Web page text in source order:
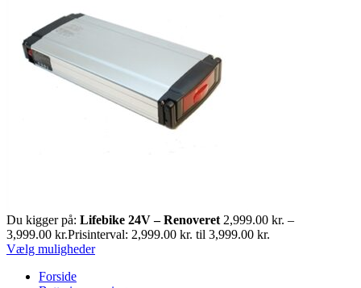
Du kigger på: Lifebike 24V – Renoveret 2,999.00 kr. –
3,999.00 kr.Prisinterval: 2,999.00 kr. til 3,999.00 kr.
Vælg muligheder
Forside